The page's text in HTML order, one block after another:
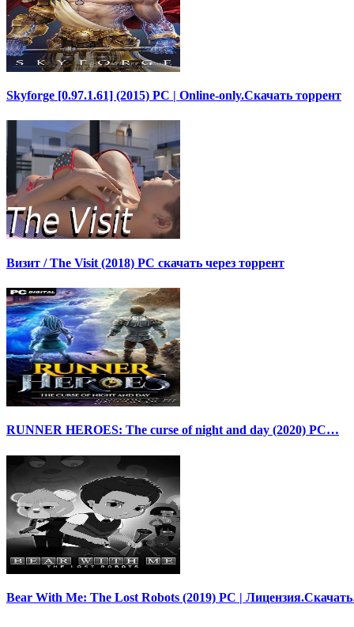
Skyforge [0.97.1.61] (2015) PC | Online-only.Скачать торрент
Визит / The Visit (2018) PC скачать через торрент
RUNNER HEROES: The curse of night and day (2020) PC…
Bear With Me: The Lost Robots (2019) PC |